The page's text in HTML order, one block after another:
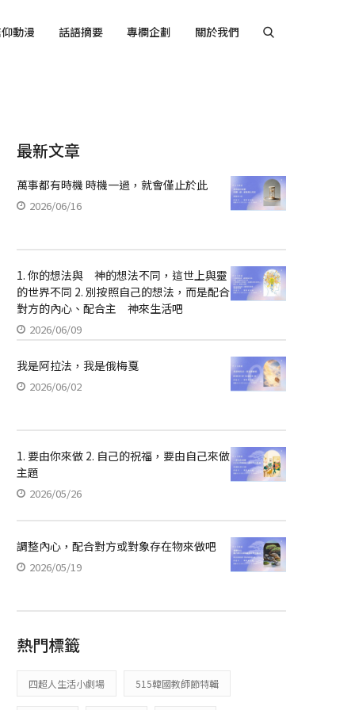
動漫 話語摘要 專欄企劃 關於我們
最新文章
萬事都有時機 時機一過，就會僅止於此
2026/06/16
1. 你的想法與 神的想法不同，這世上與靈
的世界不同 2. 別按照自己的想法，而是配合
對方的內心、配合主 神來生活吧
2026/06/09
我是阿拉法，我是俄梅戛
2026/06/02
1. 要由你來做 2. 自己的祝福，要由自己來做
主題
2026/05/26
調整內心，配合對方或對象存在物來做吧
2026/05/19
熱門標籤
四超人生活小劇場 515韓國教師節特輯